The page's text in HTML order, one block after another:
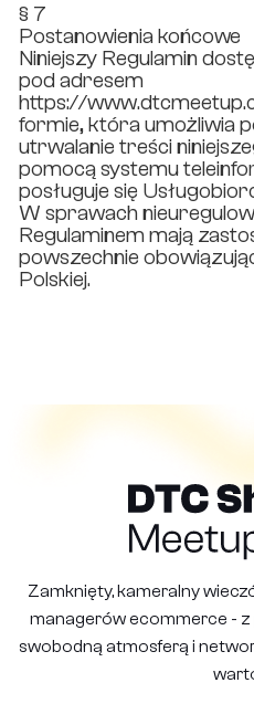
§ 7
Postanowienia końcowe
Niniejszy Regulamin
pod adresem
https://
formie, która umożliwia
utrwalanie treści
pomocą systemu
posługuje się
W sprawach
Regulaminem mają
powszechnie
Polskiej.
Zamknięty, kameralny
managerów ecommerce -
swobodną atmosferą i